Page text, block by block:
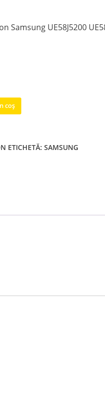
Samsung UE58J5200
coș
ETICHETĂ:SAMSUNG